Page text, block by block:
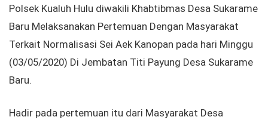
Polsek Kualuh Hulu diwakili Khabtibmas Desa Sukarame
Baru Melaksanakan Pertemuan Dengan Masyarakat
Terkait Normalisasi Sei Aek Kanopan pada hari Minggu
(03/05/2020) Di Jembatan Titi Payung Desa Sukarame
Baru.
Hadir pada pertemuan itu dari Masyarakat Desa